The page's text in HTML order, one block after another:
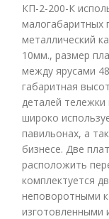
КП-2-200-К
малогабаритных
металлический
10мм., размер
между ярусами
габаритная
деталей
широко
павильонах, а
бизнесе. Две
расположить
комплектуется
неповоротными
изготовленными